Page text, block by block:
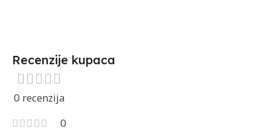
Recenzije kupaca
0 recenzija
0